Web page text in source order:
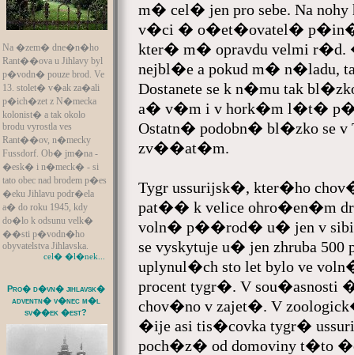
Na �zem� dne�n�ho
Rant��ova u Jihlavy byl
p�vodn� pouze brod. Ve
13. stolet� v�ak za�ali
p�ich�zet z N�mecka
kolonist� a tak okolo
brodu vyrostla ves
Rant��ov, n�mecky
Fussdorf. Ob� jm�na -
�esk� i n�meck� - si
tato obec nad brodem p�es
�eku Jihlavu podr�ela
a� do roku 1945, kdy
do�lo k odsunu velk�
��sti p�vodn�ho
obyvatelstva Jihlavska.
cel� �l�nek...
Pro� d�vn� jihlavsk�
adventn� v�nec m�l
sv��ek �est?
m� cel� jen pro sebe. Na
v�ci � o�et�ovatel�
kter� m� opravdu velmi r�d.
nejbl�e a pokud m� n�ladu,
Dostanete se k n�mu tak
a� v�m i v hork�m l�t�
Ostatn� podobn� bl�zko se
zv��at�m.
Tygr ussurijsk�, kter�ho
pat�� k velice ohro�en�m
voln� p��rod� u� jen v
se vyskytuje u� jen zhruba
uplynul�ch sto let bylo ve
procent tygr�. V
chov�no v zajet�. V
�ije asi tis�covka tygr�
poch�z� od domoviny t�to